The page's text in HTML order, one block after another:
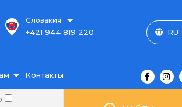
Словакия
+421 944 819 220 RU
Контакты